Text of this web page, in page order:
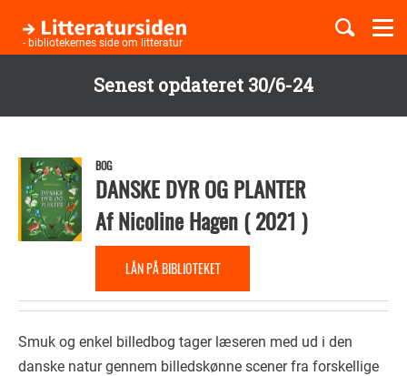
Senest opdateret 30/6-24
hovedindhold
- bibliotekernes side om litteratur
Børnebøger
Temaer
BOG
DANSKE DYR OG PLANTER
AfNicoline Hagen(2021 )
LÅN PÅ BIBLIOTEKET
Smuk og enkel billedbog tager læseren med ud i den
danske natur gennem billedskønne scener fra forskellige